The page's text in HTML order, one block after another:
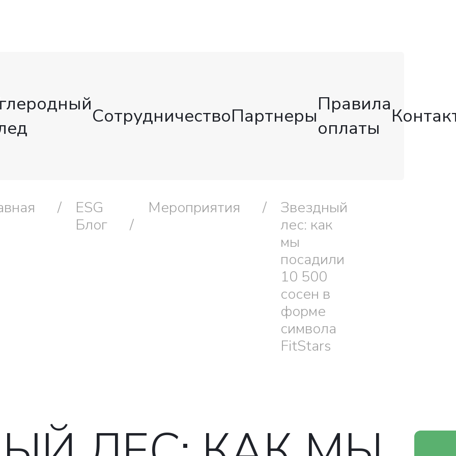
СотрудничествоПартнеры
Правила
оплаты
ESG
Блог
Мероприятия
Звездный
лес: как
мы
посадили
10 500
сосен в
форме
символа
FitStars